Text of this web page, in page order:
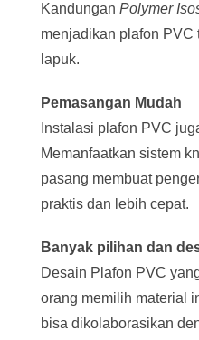
Kandungan Polymer
menjadikan plafon PVC
lapuk.
Pemasangan Mudah
Instalasi plafon PVC
Memanfaatkan sistem
pasang membuat
praktis dan lebih cepat.
Banyak pilihan dan
Desain Plafon PVC
orang memilih material
bisa dikolaborasikan